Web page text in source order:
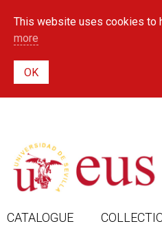
This website uses cookies to
more
CATALOGUE